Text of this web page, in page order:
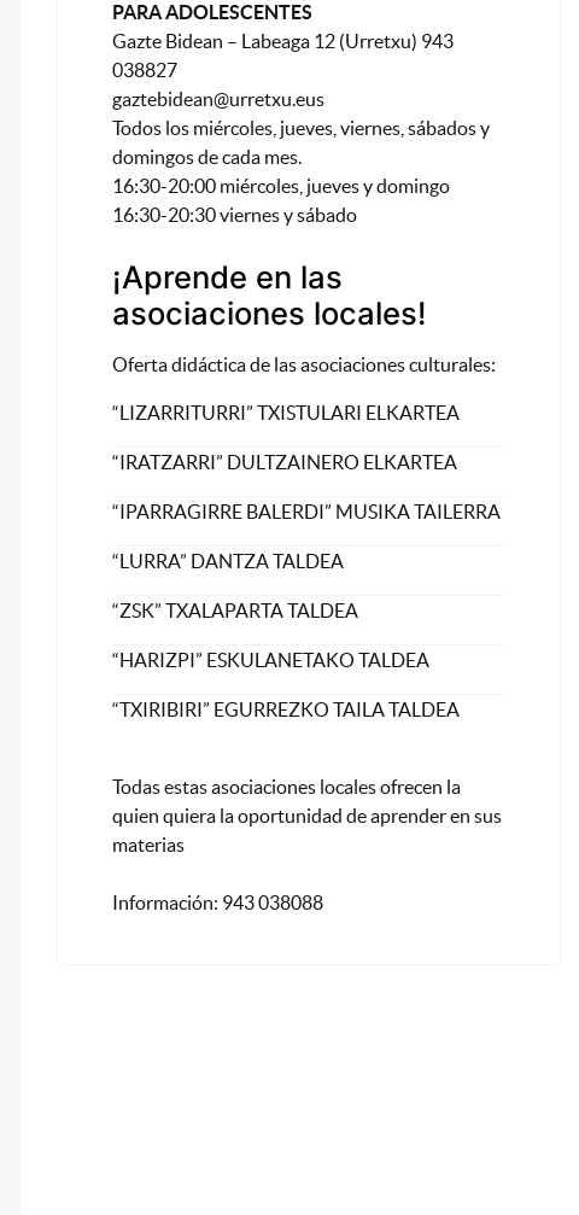
PARA ADOLESCENTES
Gazte Bidean – Labeaga 12 (Urretxu) 943
038827
gaztebidean@urretxu.eus
Todos los miércoles, jueves, viernes, sábados y
domingos de cada mes.
16:30-20:00 miércoles, jueves y domingo
16:30-20:30 viernes y sábado
¡Aprende en las
asociaciones locales!
Oferta didáctica de las asociaciones culturales:
“LIZARRITURRI” TXISTULARI ELKARTEA
“IRATZARRI” DULTZAINERO ELKARTEA
“IPARRAGIRRE BALERDI” MUSIKA TAILERRA
“LURRA” DANTZA TALDEA
“ZSK” TXALAPARTA TALDEA
“HARIZPI” ESKULANETAKO TALDEA
“TXIRIBIRI” EGURREZKO TAILA TALDEA
Todas estas asociaciones locales ofrecen la
quien quiera la oportunidad de aprender en sus
materias
Información: 943 038088